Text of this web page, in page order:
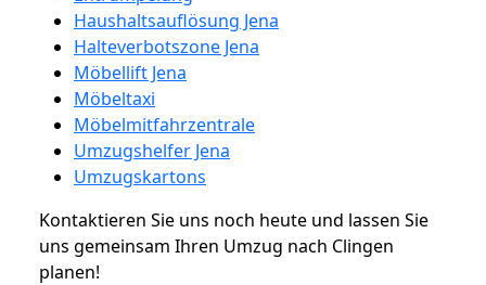
Haushaltsauflösung Jena
Halteverbotszone Jena
Möbellift Jena
Möbeltaxi
Möbelmitfahrzentrale
Umzugshelfer Jena
Umzugskartons
Kontaktieren Sie uns noch heute und lassen Sie
uns gemeinsam Ihren Umzug nach Clingen
planen!